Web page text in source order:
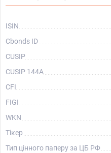
ISIN
Cbonds ID
CUSIP
CUSIP 144A
CFI
FIGI
WKN
Тікер
Тип цінного паперу за ЦБ РФ